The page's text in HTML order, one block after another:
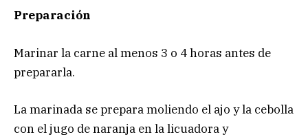
Preparación
Marinar la carne al menos 3 o 4 horas antes de
prepararla.
La marinada se prepara moliendo el ajo y la cebolla
con el jugo de naranja en la licuadora y